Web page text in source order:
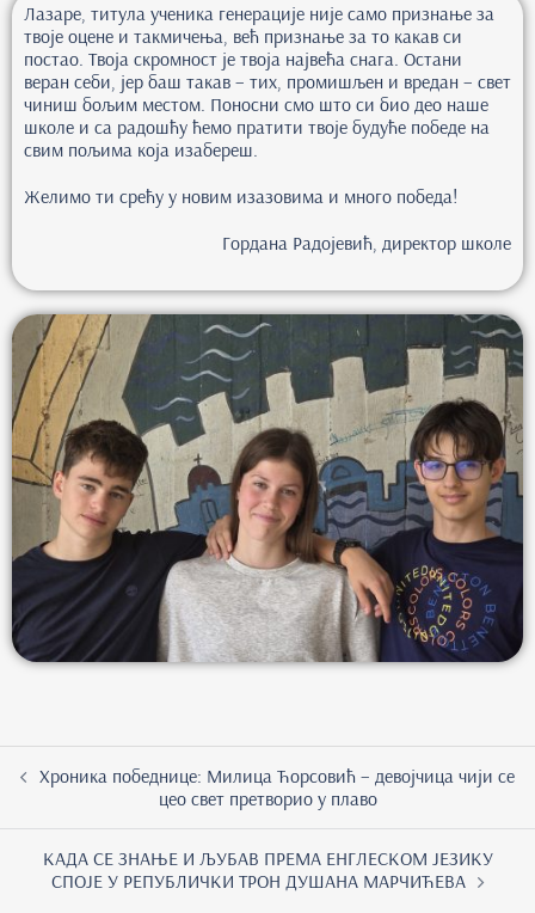
Лазаре, титула ученика генерације није само признање за
твоје оцене и такмичења, већ признање за то какав си
постао. Твоја скромност је твоја највећа снага. Остани
веран себи, јер баш такав – тих, промишљен и вредан – свет
чиниш бољим местом. Поносни смо што си био део наше
школе и са радошћу ћемо пратити твоје будуће победе на
свим пољима која изабереш.
Желимо ти срећу у новим изазовима и много победа!
Гордана Радојевић, директор школе
Хроника победнице: Милица Ћорсовић – девојчица чији се
цео свет претворио у плаво
КАДА СЕ ЗНАЊЕ И ЉУБАВ ПРЕМА ЕНГЛЕСКОМ ЈЕЗИКУ
СПОЈЕ У РЕПУБЛИЧКИ ТРОН ДУШАНА МАРЧИЋЕВА